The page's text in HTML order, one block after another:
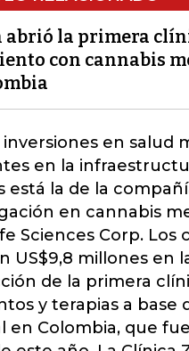
la primera
con cannabis
en salud
en la
está la de la
en cannabis
Sciences Corp. Los
US$9,8 millones en
de la primera
y terapias a base
en Colombia, que